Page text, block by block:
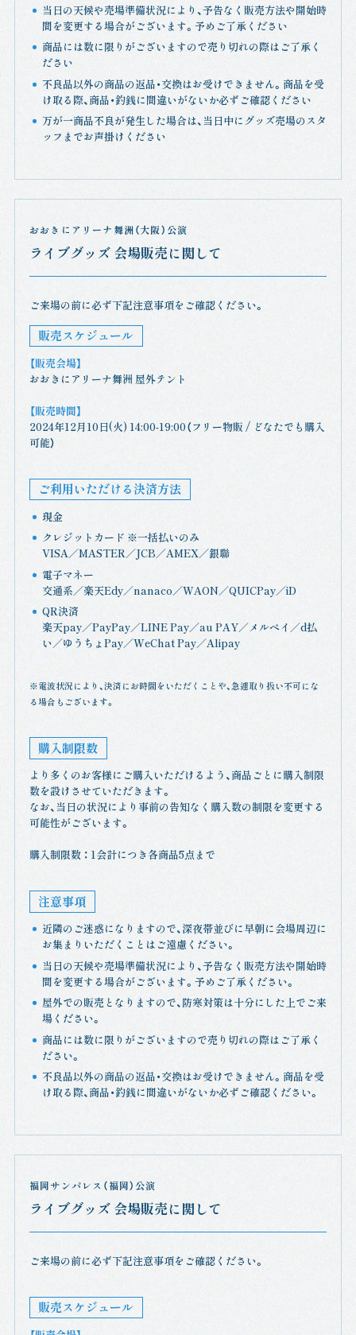
当日の天候や売場準備状況により、予告なく販売方法や開始時
間を変更する場合がございます。予めご了承ください
商品には数に限りがございますので売り切れの際はご了承く
ださい
不良品以外の商品の返品・交換はお受けできません。商品を受
け取る際、商品・釣銭に間違いがないか必ずご確認ください
万が一商品不良が発生した場合は、当日中にグッズ売場のスタ
ッフまでお声掛けください
おおきにアリーナ舞洲（大阪）公演
ライブグッズ 会場販売に関して
ご来場の前に必ず下記注意事項をご確認ください。
販売スケジュール
【販売会場】
おおきにアリーナ舞洲 屋外テント
【販売時間】
2024年12月10日(火) 14:00-19:00（フリー物販 / どなたでも購入
可能）
ご利用いただける決済方法
現金
クレジットカード ※一括払いのみ
VISA／MASTER／JCB／AMEX／銀聯
電子マネー
交通系／楽天Edy／nanaco／WAON／QUICPay／iD
QR決済
楽天pay／PayPay／LINE Pay／au PAY／メルペイ／d払
い／ゆうちょPay／WeChat Pay／Alipay
※電波状況により、決済にお時間をいただくことや、急遽取り扱い不可にな
る場合もございます。
購入制限数
より多くのお客様にご購入いただけるよう、商品ごとに購入制限
数を設けさせていただきます。
なお、当日の状況により事前の告知なく購入数の制限を変更する
可能性がございます。
購入制限数 ： 1会計につき各商品5点まで
注意事項
近隣のご迷惑になりますので、深夜帯並びに早朝に会場周辺に
お集まりいただくことはご遠慮ください。
当日の天候や売場準備状況により、予告なく販売方法や開始時
間を変更する場合がございます。予めご了承ください。
屋外での販売となりますので、防寒対策は十分にした上でご来
場ください。
商品には数に限りがございますので売り切れの際はご了承く
ださい。
不良品以外の商品の返品・交換はお受けできません。商品を受
け取る際、商品・釣銭に間違いがないか必ずご確認ください。
福岡サンパレス（福岡）公演
ライブグッズ 会場販売に関して
ご来場の前に必ず下記注意事項をご確認ください。
販売スケジュール